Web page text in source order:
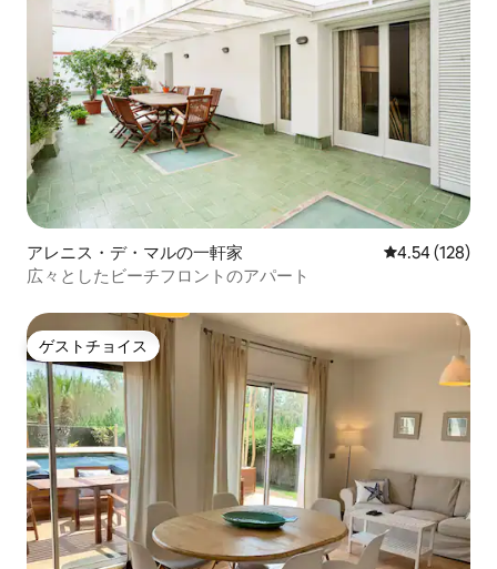
アレニス・デ・マルの一軒家 レビュー128
4.54 (128)
広々としたビーチフロントのアパート
ゲストチョイス
ゲストチョイス